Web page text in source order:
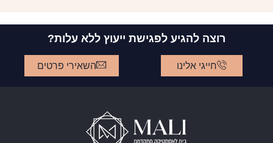
רוצה להגיע לפגישת ייעוץ ללא עלות?
חייגי אלינו השאירי פרטים